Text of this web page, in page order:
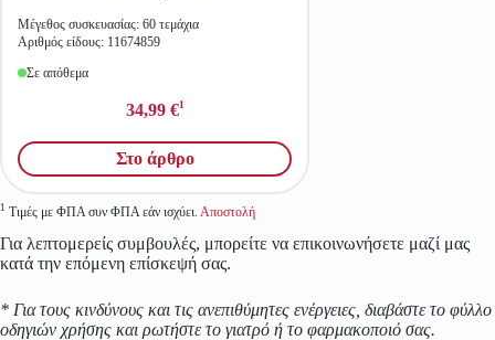
Μέγεθος συσκευασίας: 60 τεμάχια
Αριθμός είδους: 11674859
Σε απόθεμα
34,99 €1
Στο άρθρο
1 Τιμές με ΦΠΑ συν ΦΠΑ εάν ισχύει. Αποστολή
Για λεπτομερείς συμβουλές, μπορείτε να επικοινωνήσετε μαζί μας
κατά την επόμενη επίσκεψή σας.
* Για τους κινδύνους και τις ανεπιθύμητες ενέργειες, διαβάστε το φύλλο
οδηγιών χρήσης και ρωτήστε το γιατρό ή το φαρμακοποιό σας.